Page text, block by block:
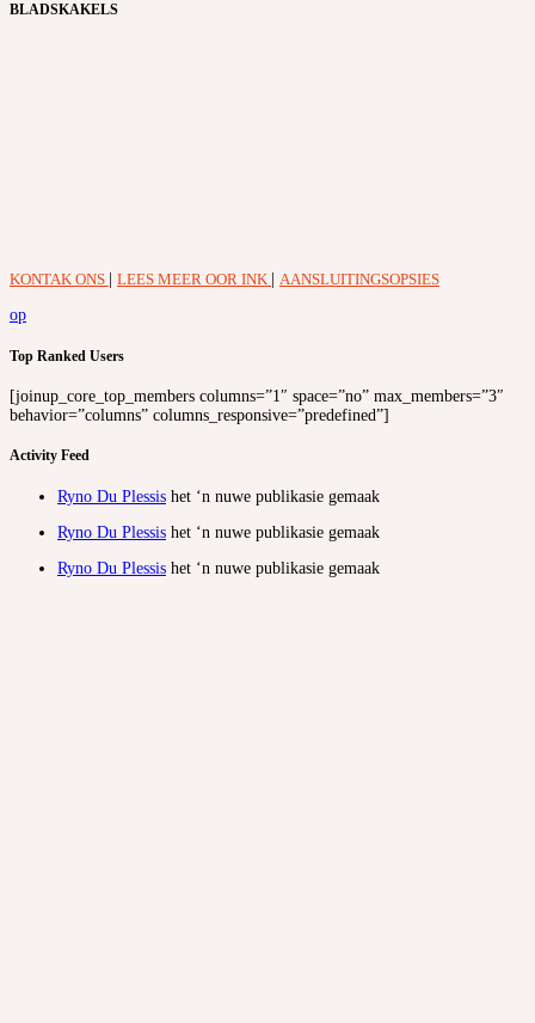
BLADSKAKELS
KONTAK ONS LEES MEER OOR INK
AANSLUITINGSOPSIES
op
Top Ranked Users
[joinup_core_top_members columns=”1″ space=”no” max_members=”3″
behavior=”columns” columns_responsive=”predefined”]
Activity Feed
Ryno Du Plessis het ‘n nuwe publikasie gemaak
Ryno Du Plessis het ‘n nuwe publikasie gemaak
Ryno Du Plessis het ‘n nuwe publikasie gemaak